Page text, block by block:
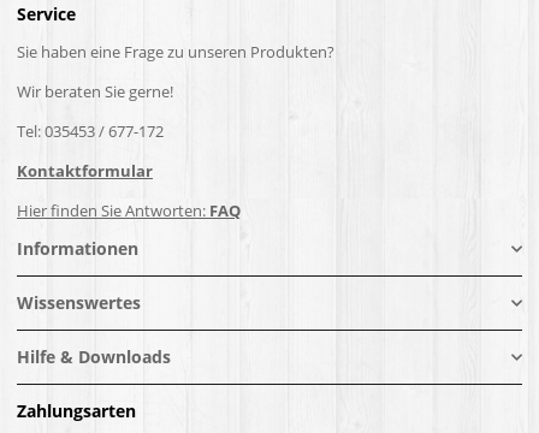
Service
Sie haben eine Frage zu unseren Produkten?
Wir beraten Sie gerne!
Tel: 035453 / 677-172
Kontaktformular
Hier finden Sie Antworten: FAQ
Informationen
Wissenswertes
Hilfe & Downloads
Zahlungsarten